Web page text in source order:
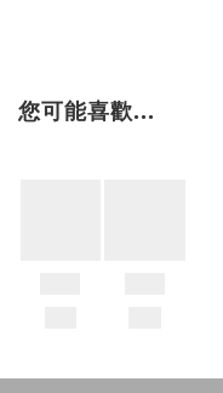
您可能喜歡...